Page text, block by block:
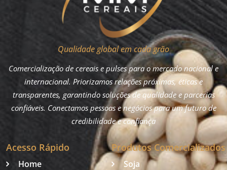
Qualidade global em cada grão
Comercialização de cereais e pulses para o mercado nacional e
internacional. Priorizamos relações próximas, éticas e
transparentes, garantindo soluções de qualidade e parcerias
confiáveis. Conectamos pessoas e negócios para um futuro de
credibilidade e confiança
Acesso Rápido
Home
Produtos Comercializados
Soja